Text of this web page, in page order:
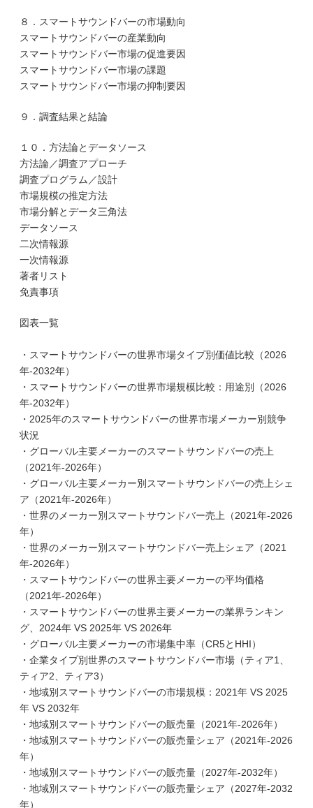
８．スマートサウンドバーの市場動向
スマートサウンドバーの産業動向
スマートサウンドバー市場の促進要因
スマートサウンドバー市場の課題
スマートサウンドバー市場の抑制要因
９．調査結果と結論
１０．方法論とデータソース
方法論／調査アプローチ
調査プログラム／設計
市場規模の推定方法
市場分解とデータ三角法
データソース
二次情報源
一次情報源
著者リスト
免責事項
図表一覧
・スマートサウンドバーの世界市場タイプ別価値比較（2026
年-2032年）
・スマートサウンドバーの世界市場規模比較：用途別（2026
年-2032年）
・2025年のスマートサウンドバーの世界市場メーカー別競争
状況
・グローバル主要メーカーのスマートサウンドバーの売上
（2021年-2026年）
・グローバル主要メーカー別スマートサウンドバーの売上シェ
ア（2021年-2026年）
・世界のメーカー別スマートサウンドバー売上（2021年-2026
年）
・世界のメーカー別スマートサウンドバー売上シェア（2021
年-2026年）
・スマートサウンドバーの世界主要メーカーの平均価格
（2021年-2026年）
・スマートサウンドバーの世界主要メーカーの業界ランキン
グ、2024年 VS 2025年 VS 2026年
・グローバル主要メーカーの市場集中率（CR5とHHI）
・企業タイプ別世界のスマートサウンドバー市場（ティア1、
ティア2、ティア3）
・地域別スマートサウンドバーの市場規模：2021年 VS 2025
年 VS 2032年
・地域別スマートサウンドバーの販売量（2021年-2026年）
・地域別スマートサウンドバーの販売量シェア（2021年-2026
年）
・地域別スマートサウンドバーの販売量（2027年-2032年）
・地域別スマートサウンドバーの販売量シェア（2027年-2032
年）